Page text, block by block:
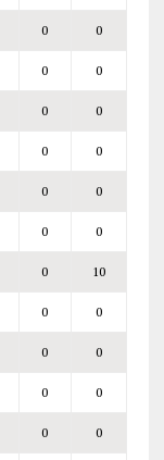
0 0
0 0
0 0
0 0
0 0
0 0
0 10
0 0
0 0
0 0
0 0